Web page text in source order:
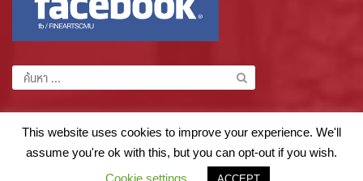
ค้นหา
สำหรับ:
© Faculty of Fine Arts, Chiang Mai University Tel : 0 5394 4829 | Email :
saraban_fofa@cmu.ac.th
This website uses cookies to improve your experience. We'll
assume you're ok with this, but you can opt-out if you wish.
Cookie settings